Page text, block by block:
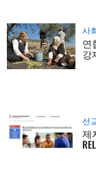
사
연
강
선
제